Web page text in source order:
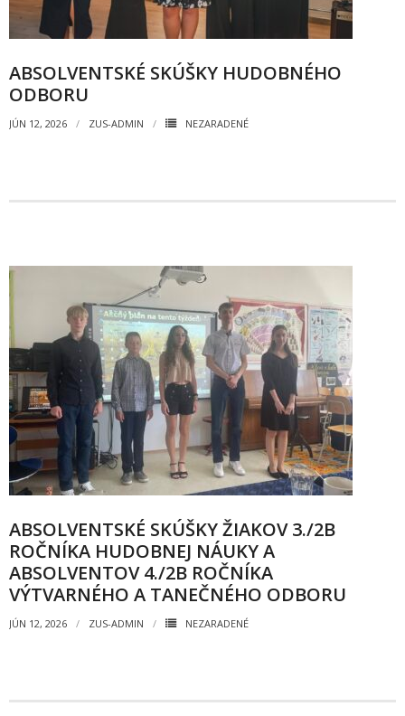
ABSOLVENTSKÉ SKÚŠKY HUDOBNÉHO
ODBORU
JÚN 12, 2026 ZUS-ADMIN NEZARADENÉ
ABSOLVENTSKÉ SKÚŠKY ŽIAKOV 3./2B
ROČNÍKA HUDOBNEJ NÁUKY A
ABSOLVENTOV 4./2B ROČNÍKA
VÝTVARNÉHO A TANEČNÉHO ODBORU
JÚN 12, 2026 ZUS-ADMIN NEZARADENÉ